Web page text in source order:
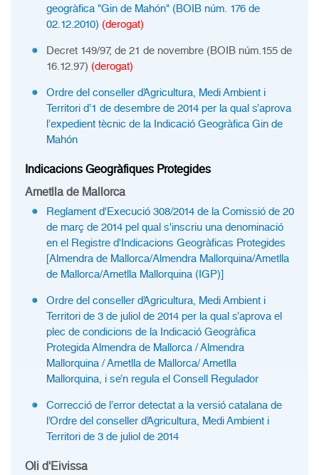
geogràfica "Gin de Mahón" (BOIB núm. 176 de
02.12.2010) (derogat)
Decret 149/97, de 21 de novembre (BOIB núm.155 de
16.12.97) (derogat)
Ordre del conseller d’Agricultura, Medi Ambient i
Territori d’1 de desembre de 2014 per la qual s’aprova
l’expedient tècnic de la Indicació Geogràfica Gin de
Mahón
Indicacions Geogràfiques Protegides
Ametlla de Mallorca
Reglament d'Execució 308/2014 de la Comissió de 20
de març de 2014 pel qual s'inscriu una denominació
en el Registre d'Indicacions Geogràficas Protegides
[Almendra de Mallorca/Almendra Mallorquina/Ametlla
de Mallorca/Ametlla Mallorquina (IGP)]
Ordre del conseller d’Agricultura, Medi Ambient i
Territori de 3 de juliol de 2014 per la qual s’aprova el
plec de condicions de la Indicació Geogràfica
Protegida Almendra de Mallorca / Almendra
Mallorquina / Ametlla de Mallorca/ Ametlla
Mallorquina, i se’n regula el Consell Regulador
Correcció de l’error detectat a la versió catalana de
l’Ordre del conseller d’Agricultura, Medi Ambient i
Territori de 3 de juliol de 2014
Oli d'Eivissa